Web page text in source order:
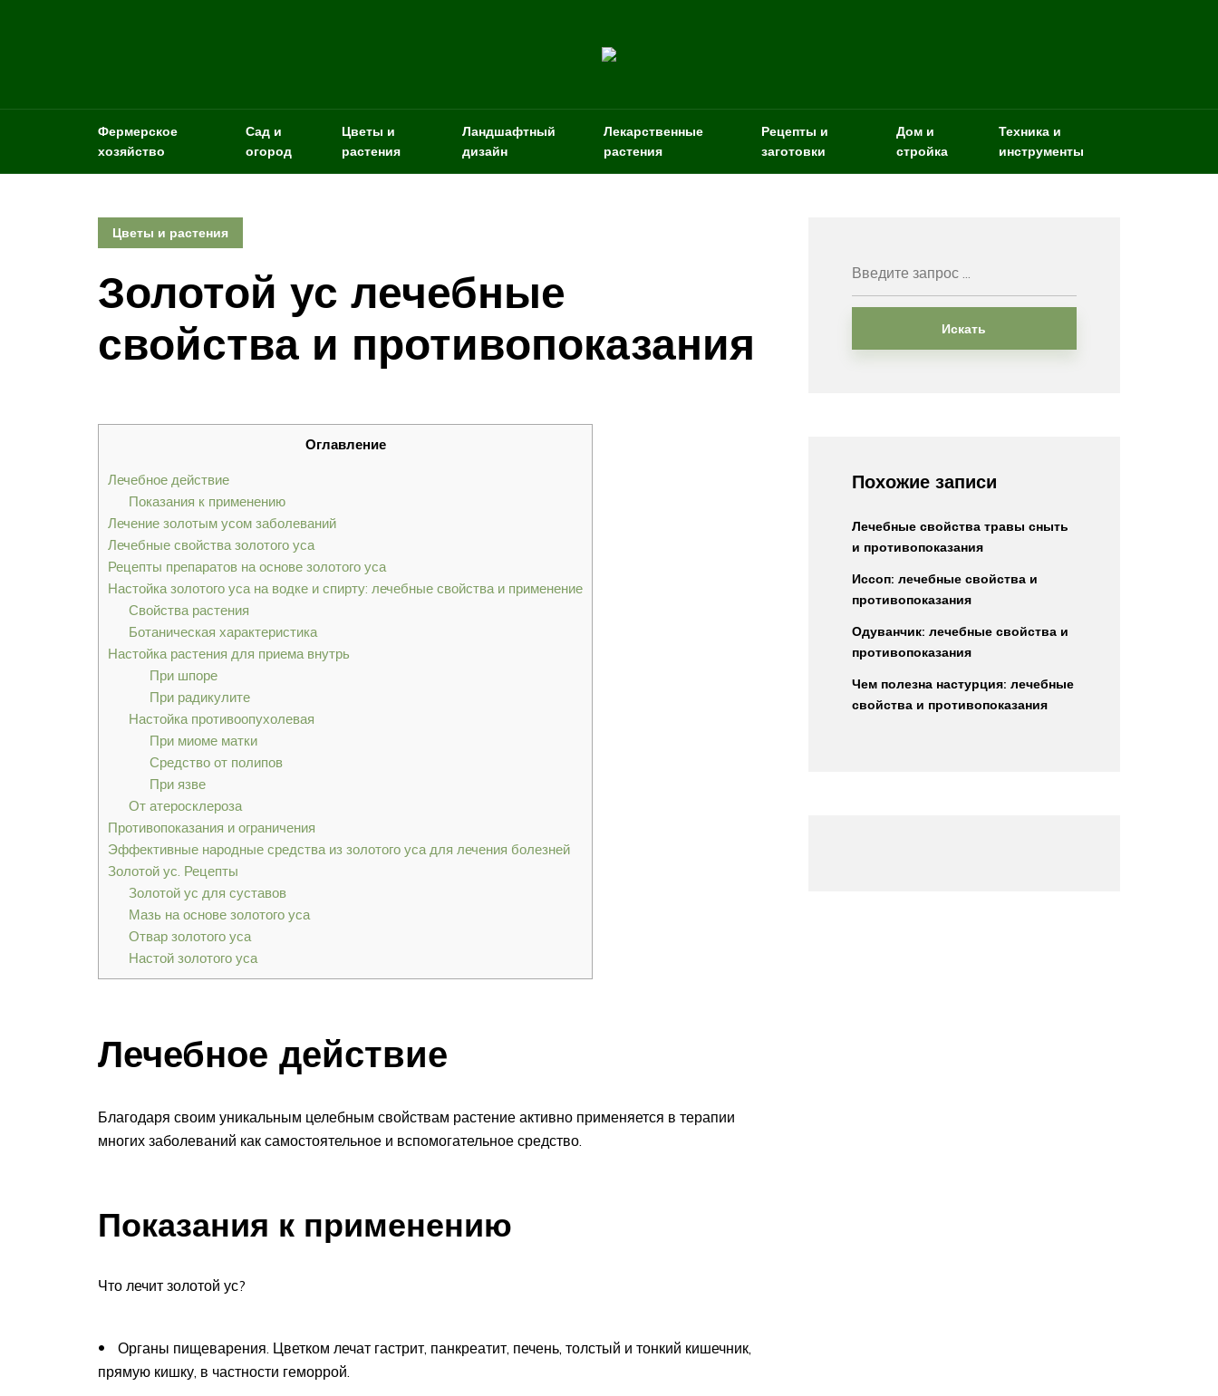
Фермерское
хозяйство
Сад и
огород
Цветы и
растения
Ландшафтный
дизайн
Лекарственные
растения
Рецепты и
заготовки
Дом и
стройка
Техника и
инструменты
Цветы и растения
Золотой ус лечебные
свойства и противопоказания
Оглавление
Лечебное действие
Показания к применению
Лечение золотым усом заболеваний
Лечебные свойства золотого уса
Рецепты препаратов на основе золотого уса
Настойка золотого уса на водке и спирту: лечебные свойства и применение
Свойства растения
Ботаническая характеристика
Настойка растения для приема внутрь
При шпоре
При радикулите
Настойка противоопухолевая
При миоме матки
Средство от полипов
При язве
От атеросклероза
Противопоказания и ограничения
Эффективные народные средства из золотого уса для лечения болезней
Золотой ус. Рецепты
Золотой ус для суставов
Мазь на основе золотого уса
Отвар золотого уса
Настой золотого уса
Лечебное действие
Благодаря своим уникальным целебным свойствам растение активно применяется в терапии
многих заболеваний как самостоятельное и вспомогательное средство.
Показания к применению
Что лечит золотой ус?
Органы пищеварения. Цветком лечат гастрит, панкреатит, печень, толстый и тонкий кишечник,
прямую кишку, в частности геморрой.
Искать
Похожие записи
Лечебные свойства травы сныть
и противопоказания
Иссоп: лечебные свойства и
противопоказания
Одуванчик: лечебные свойства и
противопоказания
Чем полезна настурция: лечебные
свойства и противопоказания